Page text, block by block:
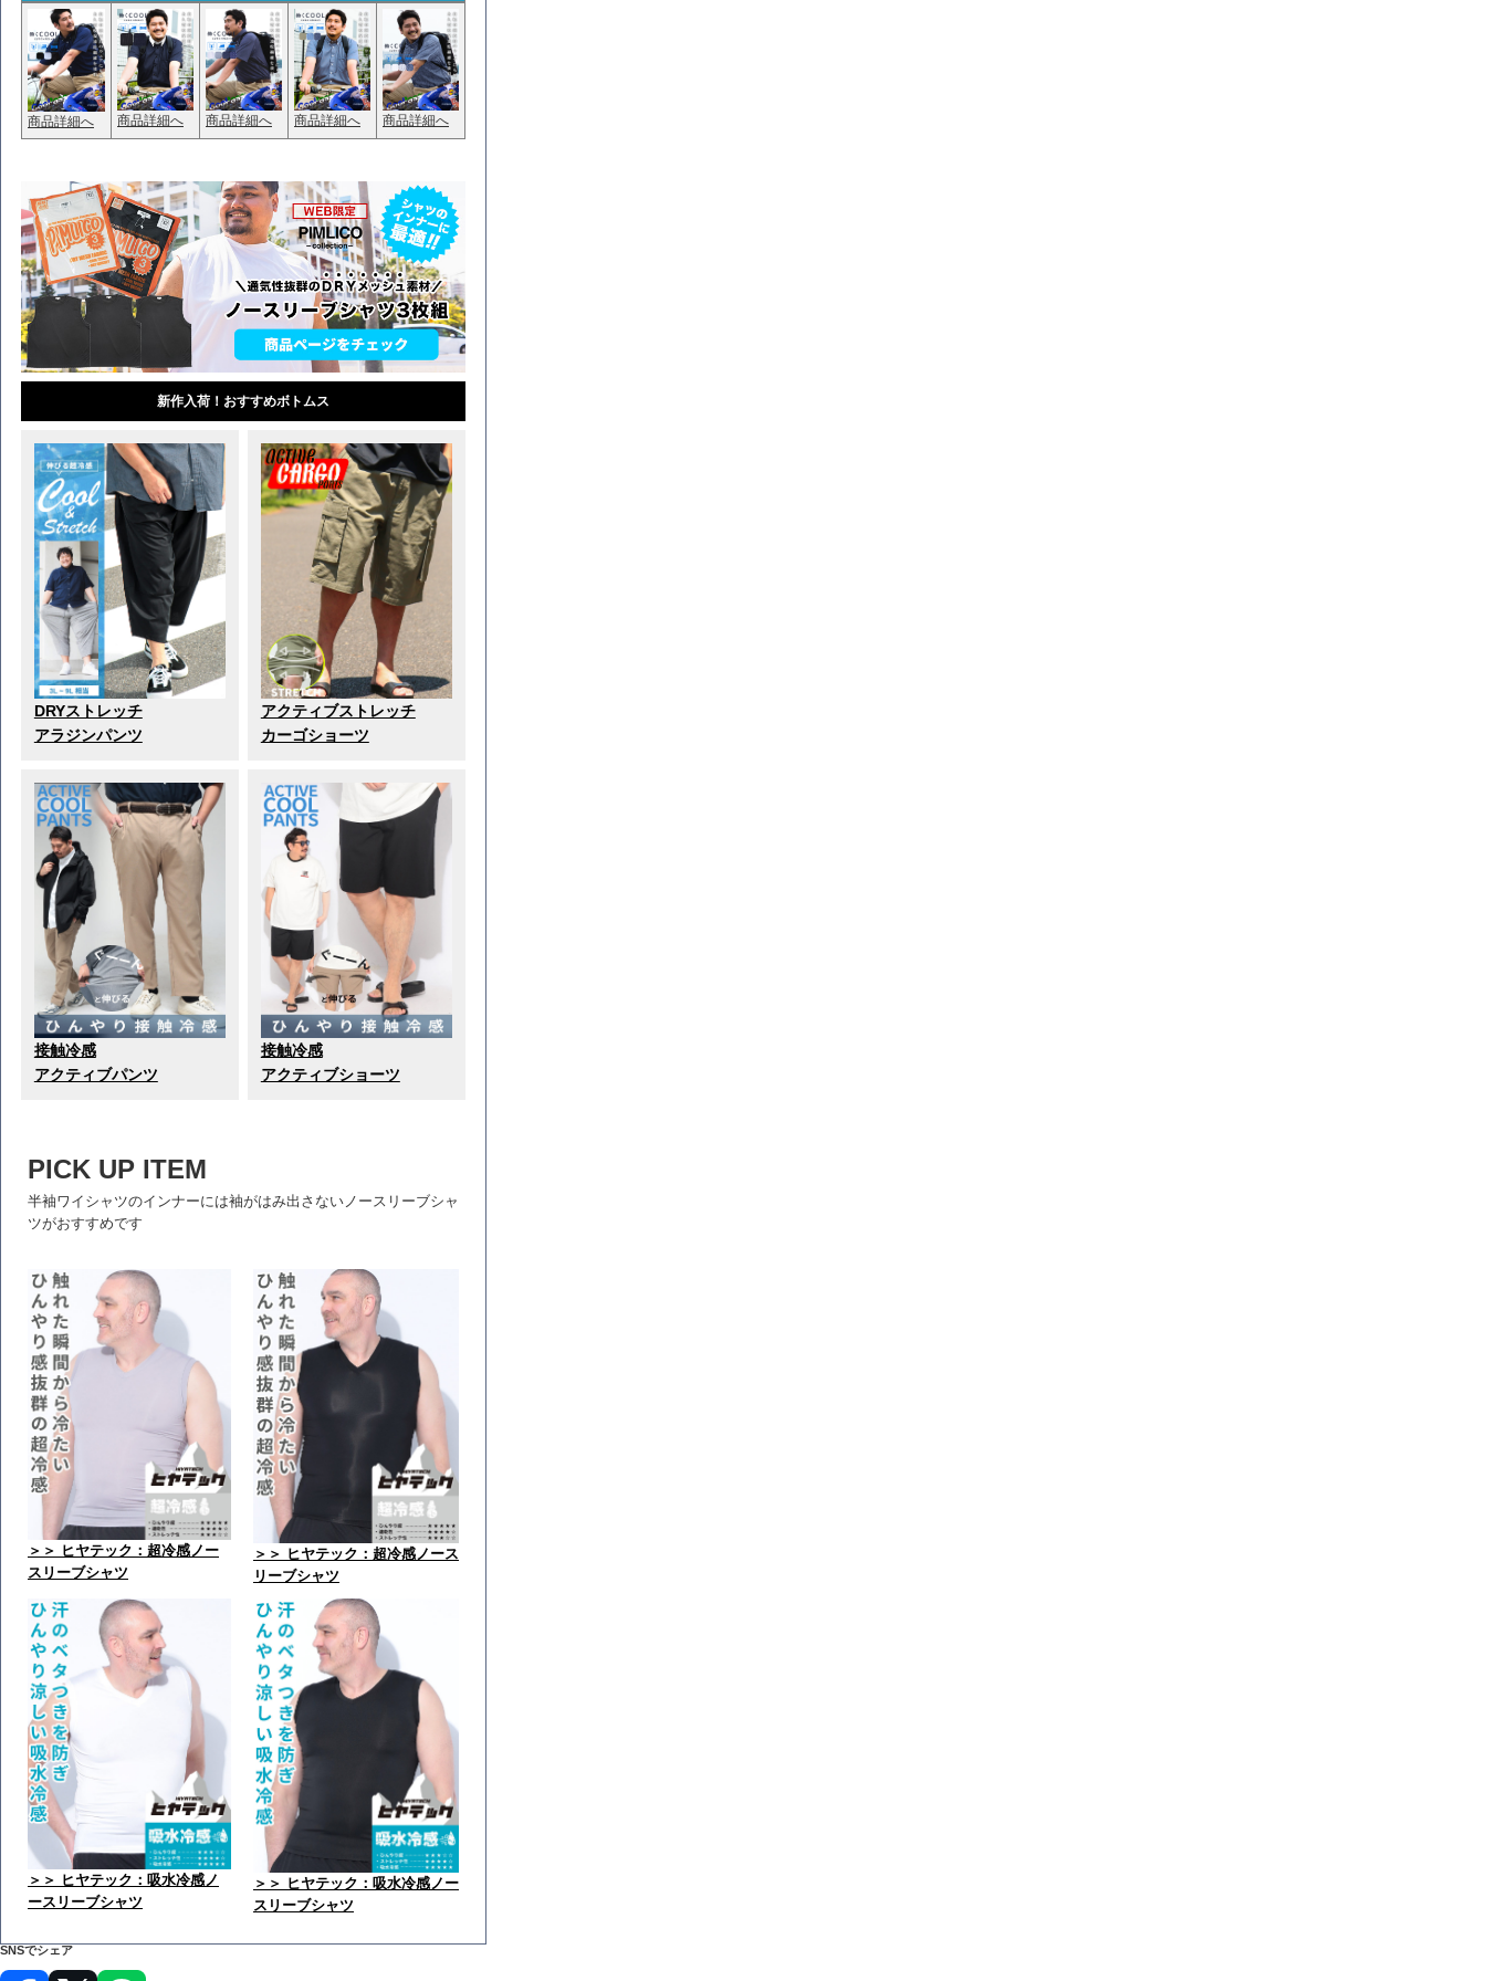
商品詳細へ 商品詳細へ 商品詳細へ 商品詳細へ 商品詳細へ
新作入荷！おすすめボトムス
DRYストレッチ
アラジンパンツ
アクティブストレッチ
カーゴショーツ
接触冷感
アクティブパンツ
接触冷感
アクティブショーツ
PICK UP ITEM
半袖ワイシャツのインナーには袖がはみ出さないノースリーブシャ
ツがおすすめです
＞＞ ヒヤテック：超冷感ノー
スリーブシャツ
＞＞ ヒヤテック：超冷感ノース
リーブシャツ
＞＞ ヒヤテック：吸水冷感ノ
ースリーブシャツ
＞＞ ヒヤテック：吸水冷感ノー
スリーブシャツ
SNSでシェア